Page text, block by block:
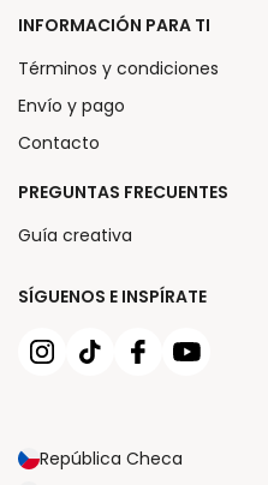
SÍGUENOS E INSPÍRATE
República Checa
INFORMACIÓN PARA TI
Términos y condiciones
Envío y pago
Contacto
PREGUNTAS FRECUENTES
Guía creativa